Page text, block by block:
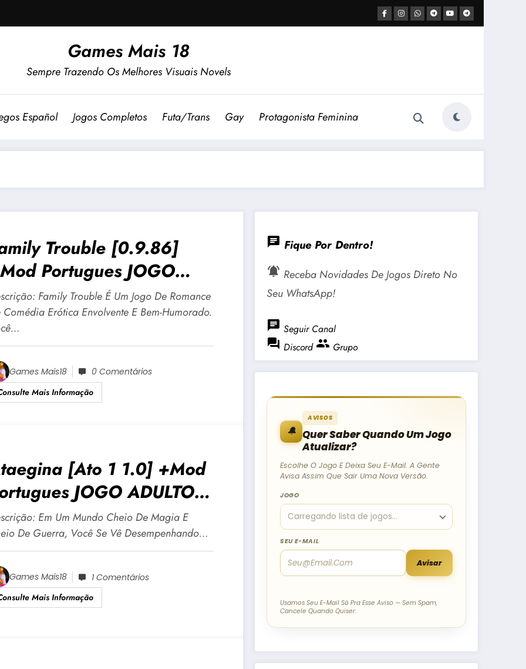
Games Mais 18
Sempre Trazendo Os Melhores Visuais Novels
Español Jogos Completos Futa/Trans Gay Protagonista Feminina
Trouble [0.9.86]
Portugues JOGO
+18 Para Android E
Family Trouble É Um Jogo De Romance
Comédia Erótica Envolvente E Bem-Humorado.
Games Mais18
0 Comentários
Mais Informação
[Ato 1 1.0] +Mod
JOGO ADULTO
Para Android E PC
Em Um Mundo Cheio De Magia E
De Guerra, Você Se Vê Desempenhando…
Games Mais18
1 Comentários
Mais Informação
chat Fique Por Dentro!
notifications_active Receba Novidades De Jogos Direto No
Seu WhatsApp!
chat Seguir Canal
forum Discord group Grupo
🔔
AVISOS
Quer Saber Quando Um Jogo
Atualizar?
Escolhe O Jogo E Deixa Seu E-Mail. A Gente
Avisa Assim Que Sair Uma Nova Versão.
JOGO
SEU E-MAIL
Avisar
Usamos Seu E-Mail Só Pra Esse Aviso — Sem Spam,
Cancele Quando Quiser.